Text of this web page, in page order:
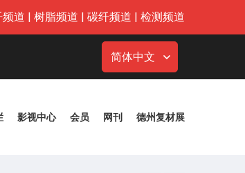
道 | 树脂频道 | 碳纤频道 | 检测频道
简体中文
影视中心 会员 网刊 德州复材展